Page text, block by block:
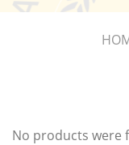
No products were